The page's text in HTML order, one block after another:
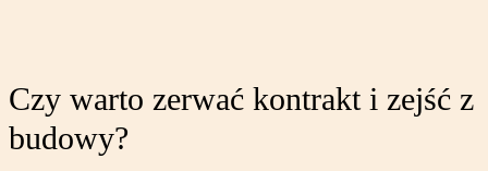
Czy warto zerwać kontrakt i zejść z
budowy?